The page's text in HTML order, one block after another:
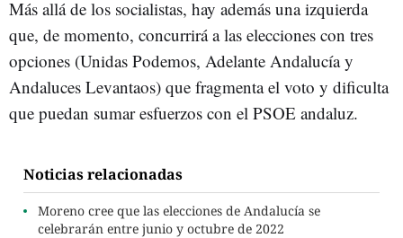
Más allá de los socialistas, hay además una izquierda
que, de momento, concurrirá a las elecciones con tres
opciones (Unidas Podemos, Adelante Andalucía y
Andaluces Levantaos) que fragmenta el voto y dificulta
que puedan sumar esfuerzos con el PSOE andaluz.
Noticias relacionadas
Moreno cree que las elecciones de Andalucía se
celebrarán entre junio y octubre de 2022